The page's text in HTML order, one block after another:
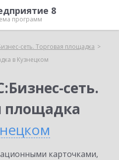
8
программ
сеть. Торговая площадка
в Кузнецком
сеть.
площадка
карточками,